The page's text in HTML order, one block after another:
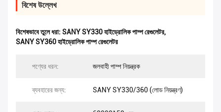
বিশেষ উল্লেখ
বিশেষভাবে তুলে ধরা: SANY SY330 হাইড্রোলিক পাম্প রেগুলেটর,
SANY SY360 হাইড্রোলিক পাম্প রেগুলেটর
পণ্যের ধরন: জলবাহী পাম্প নিয়ন্ত্রক
ব্যবহারের জন্য: SANY SY330/360 (লোড নিয়ন্ত্রণ)